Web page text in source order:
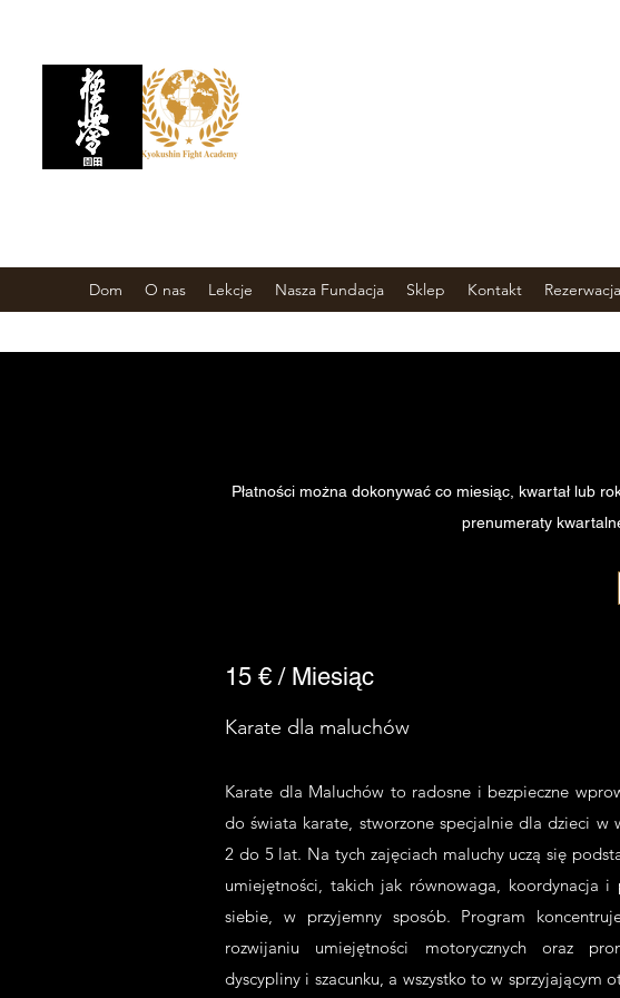
Dom O nas Lekcje Nasza Fundacja Sklep Kontakt
Płatności można dokonywać co miesiąc, kwartał lub
prenumeraty
15 € / Miesiąc
Karate dla maluchów
Karate dla Maluchów to radosne i bezpieczne
do świata karate, stworzone specjalnie dla dzieci w
2 do 5 lat. Na tych zajęciach maluchy uczą się
umiejętności, takich jak równowaga, koordynacja i
siebie, w przyjemny sposób. Program
rozwijaniu umiejętności motorycznych oraz
dyscypliny i szacunku, a wszystko to w sprzyjającym